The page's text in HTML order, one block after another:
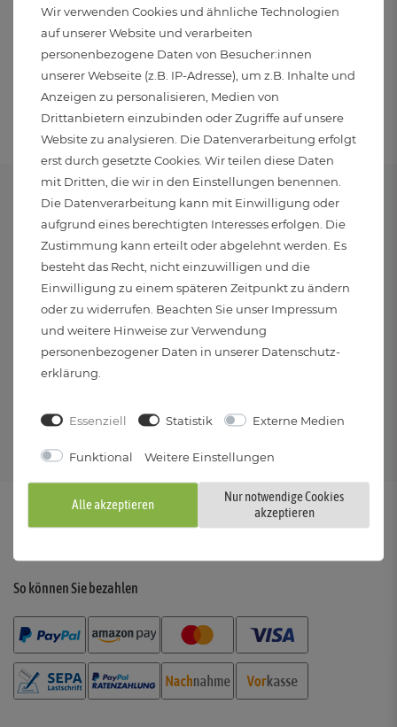
Muss ich die Rücksendekosten selbst tragen?
Wie kann ich einen Artikel umtauschen oder
Wir verwenden Cookies und ähnliche Technologien
auf unserer Website und verarbeiten
personenbezogene Daten von Besucher:innen
unserer Webseite (z.B. IP-Adresse), um z.B. Inhalte und
Anzeigen zu personalisieren, Medien von
Drittanbietern einzubinden oder Zugriffe auf unsere
Website zu analysieren. Die Datenverarbeitung erfolgt
erst durch gesetzte Cookies. Wir teilen diese Daten
mit Dritten, die wir in den Einstellungen benennen.
Die Datenverarbeitung kann mit Einwilligung oder
aufgrund eines berechtigten Interesses erfolgen. Die
Zustimmung kann erteilt oder abgelehnt werden. Es
besteht das Recht, nicht einzuwilligen und die
Einwilligung zu einem späteren Zeitpunkt zu ändern
oder zu widerrufen. Beachten Sie unser Impressum
und weitere Hinweise zur Verwendung
personenbezogener Daten in unserer Daten­schutz­
erklärung.
Essenziell Statistik Externe Medien
Funktional Weitere Einstellungen
Alle akzeptieren
Nur notwendige Cookies
akzeptieren
RABATT
4 % Rabatt ab 150 €
6 % Rabatt ab 500 €
VERSAND
Versand innerhalb
von 24 Stunden (Mo-Fr)
Kostenloser Versand
RÜCKVERSAND
mit kostenlosem Rückversand
So können Sie bezahlen